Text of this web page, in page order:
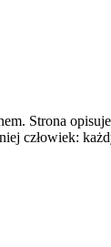
Strona
człowiek: